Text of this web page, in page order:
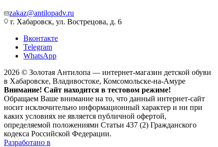
zakaz@antilopadv.ru
г. Хабаровск, ул. Вострецова, д. 6
Вконтакте
Telegram
WhatsApp
2026 © Золотая Антилопа — интернет-магазин детской обуви
в Хабаровске, Владивостоке, Комсомольске-на-Амуре
Внимание! Сайт находится в тестовом режиме!
Обращаем Ваше внимание на то, что данный интернет-сайт
носит исключительно информационный характер и ни при
каких условиях не является публичной офертой,
определяемой положениями Статьи 437 (2) Гражданского
кодекса Российской Федерации.
Разработано в